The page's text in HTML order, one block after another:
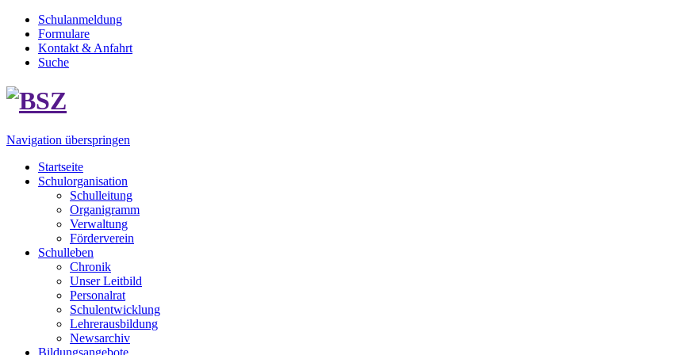
Schulanmeldung
Formulare
Kontakt & Anfahrt
Suche
Navigation überspringen
Startseite
Schulorganisation
Schulleitung
Organigramm
Verwaltung
Förderverein
Schulleben
Chronik
Unser Leitbild
Personalrat
Schulentwicklung
Lehrerausbildung
Newsarchiv
Bildungsangebote